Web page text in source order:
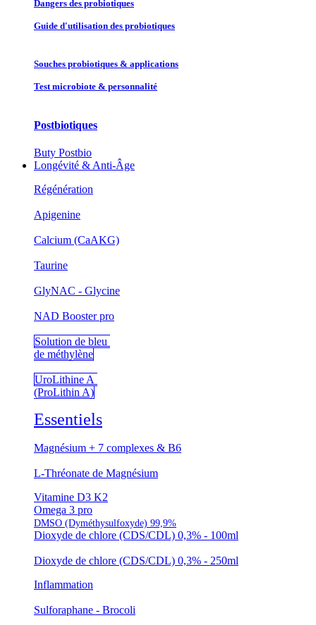
Dangers des probiotiques
Guide d'utilisation des probiotiques
Souches probiotique​s & applications
Test microbiote & personnalité
Postbiotiques
Buty Postbio
Longévité & Anti-Âge
Régénération
Apigenine
Calcium (CaAKG)
Taurine
GlyNAC - Glycine
NAD Booster pro
Solution de bleu
de méthylène
UroLithine A
(ProLithin A)
Essentiels
Magnésium + 7 complexes & B6
L-Thréonate de Magnésium
Vitamine D3 K2
Omega 3 pro
DMSO (Dyméthysulfoxyde) 99,9%
Dioxyde de chlore (CDS/CDL) 0,3% - 100ml
Dioxyde de chlore (CDS/CDL) 0,3% - 250ml
Inflammation
Sulforaphane - Brocoli